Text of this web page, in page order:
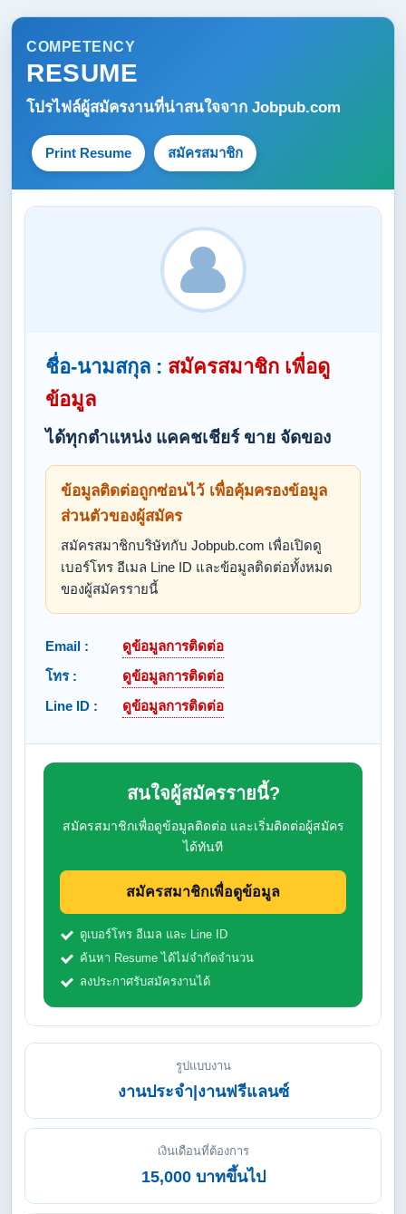
COMPETENCY
RESUME
โปรไฟล์ผู้สมัครงานที่น่าสนใจจาก Jobpub.com
Print Resume สมัครสมาชิก
ชื่อ-นามสกุล : สมัครสมาชิก เพื่อดู
ข้อมูล
ได้ทุกตำแหน่ง แคคชเชียร์ ขาย จัดของ
ข้อมูลติดต่อถูกซ่อนไว้ เพื่อคุ้มครองข้อมูล
ส่วนตัวของผู้สมัคร
สมัครสมาชิกบริษัทกับ Jobpub.com เพื่อเปิดดู
เบอร์โทร อีเมล Line ID และข้อมูลติดต่อทั้งหมด
ของผู้สมัครรายนี้
Email :
ดูข้อมูลการติดต่อ
โทร :
ดูข้อมูลการติดต่อ
Line ID :
ดูข้อมูลการติดต่อ
สนใจผู้สมัครรายนี้?
สมัครสมาชิกเพื่อดูข้อมูลติดต่อ และเริ่มติดต่อผู้สมัคร
ได้ทันที
สมัครสมาชิกเพื่อดูข้อมูล
ดูเบอร์โทร อีเมล และ Line ID
ค้นหา Resume ได้ไม่จำกัดจำนวน
ลงประกาศรับสมัครงานได้
รูปแบบงาน
งานประจำ|งานฟรีแลนซ์
เงินเดือนที่ต้องการ
15,000 บาทขึ้นไป